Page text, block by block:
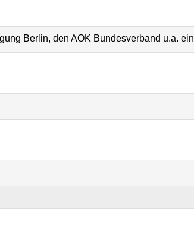
Berlin, den AOK Bundesverband u.a.